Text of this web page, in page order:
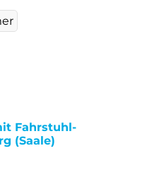
Fahrstuhl-
(Saale)